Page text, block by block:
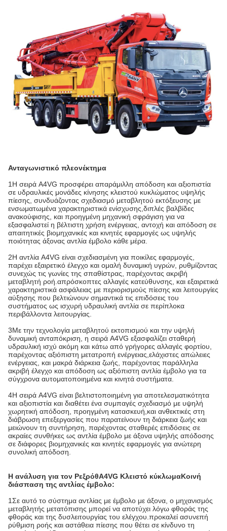
Ανταγωνιστικό πλεονέκτημα
1Η σειρά A4VG προσφέρει απαράμιλλη απόδοση και αξιοπιστία
σε υδραυλικές μονάδες κίνησης κλειστού κυκλώματος υψηλής
πίεσης, συνδυάζοντας σχεδιασμό μεταβλητού εκτόξευσης με
ενσωματωμένα χαρακτηριστικά ενίσχυσης,διπλές βαλβίδες
ανακούφισης, και προηγμένη μηχανική σφράγιση για να
εξασφαλιστεί η βέλτιστη χρήση ενέργειας, αντοχή και απόδοση σε
απαιτητικές βιομηχανικές και κινητές εφαρμογές ως υψηλής
ποιότητας άξονας αντλία έμβολο κάθε μέρα.
2Η αντλία A4VG είναι σχεδιασμένη για ποικίλες εφαρμογές,
παρέχει εξαιρετικό έλεγχο και ομαλή δυναμική υγρών, ρυθμίζοντας
συνεχώς τις γωνίες της σπαθίστρας, παρέχοντας ακριβή
μεταβλητή ροή.απρόσκοπτες αλλαγές κατεύθυνσης, και εξαιρετικά
χαρακτηριστικά ασφάλειας με περιορισμούς πίεσης και λειτουργίες
αύξησης που βελτιώνουν σημαντικά τις επιδόσεις του
συστήματος ως ισχυρή υδραυλική αντλία σε περίπλοκα
περιβάλλοντα λειτουργίας.
3Με την τεχνολογία μεταβλητού εκτοπισμού και την υψηλή
δυναμική ανταπόκριση, η σειρά A4VG εξασφαλίζει σταθερή
υδραυλική ισχύ ακόμη και κάτω από γρήγορες αλλαγές φορτίου,
παρέχοντας αξιόπιστη μετατροπή ενέργειας,ελάχιστες απώλειες
ενέργειας, και μακρά διάρκεια ζωής, παρέχοντας παράλληλα
ακριβή έλεγχο και απόδοση ως αξιόπιστη αντλία έμβολο για τα
σύγχρονα αυτοματοποιημένα και κινητά συστήματα.
4Η σειρά A4VG είναι βελτιστοποιημένη για αποτελεσματικότητα
και αξιοπιστία και διαθέτει ένα συμπαγές σχεδιασμό με υψηλή
χωρητική απόδοση, προηγμένη κατασκευή,και ανθεκτικές στη
διάβρωση επεξεργασίες που παρατείνουν τη διάρκεια ζωής και
μειώνουν τη συντήρηση, παρέχοντας σταθερές επιδόσεις σε
ακραίες συνθήκες ως αντλία έμβολο με άξονα υψηλής απόδοσης
σε διάφορες βιομηχανικές και κινητές εφαρμογές για ανώτερη
συνολική απόδοση.
Η ανάλυση για τον ΡεξρόθA4VG Κλειστό κύκλωμαΚοινή
διάσπαση της αντλίας έμβολο:
1Σε αυτό το σύστημα αντλίας με έμβολο με άξονα, ο μηχανισμός
μεταβλητής μετατόπισης μπορεί να αποτύχει λόγω φθοράς της
φθοράς και της δυσλειτουργίας του ελέγχου.προκαλεί ασυνεπή
ρύθμιση ροής και αστάθεια πίεσης που θέτει σε κίνδυνο τη